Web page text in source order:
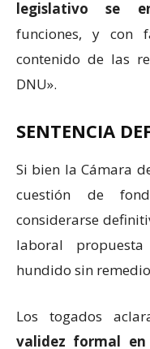
legislativo se
funciones, y con
contenido de las
DNU».
SENTENCIA
Si bien la Cámara
cuestión de
considerarse
laboral
hundido sin
Los togados
validez formal